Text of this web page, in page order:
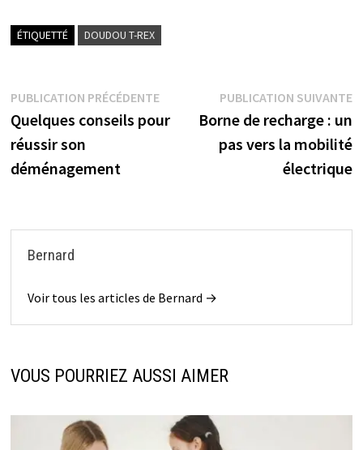
ÉTIQUETTÉ DOUDOU T-REX
Navigation
de
l’article
PUBLICATION PRÉCÉDENTEPublication
précédente :
Quelques conseils pour
réussir son
déménagement
PUBLICATION SUIVANTE
Borne de recharge : un
pas vers la mobilité
électrique
Bernard
Voir tous les articles de Bernard →
VOUS POURRIEZ AUSSI AIMER